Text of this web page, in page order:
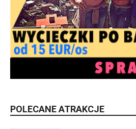
POLECANE ATRAKCJE